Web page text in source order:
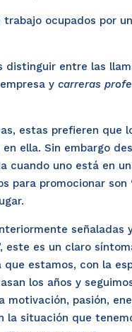
ocupados por
distinguir entre las
y carreras
estas prefieren que
ella. Sin embargo
cuando uno está en
para promocionar son
señaladas
este es un claro
estamos, con la
los años y
motivación, pasión,
situación que